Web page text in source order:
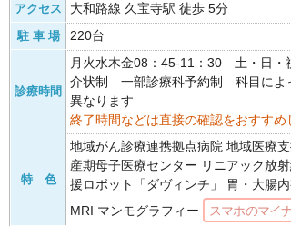
アクセス 大和路線 久宝寺駅 徒歩 5分
駐 車 場 220台
診療時間
月火水木金08：45-11：30 土・日
介状制 一部診療科予約制 科目によ
異なります
終了時間などは直接の確認をおすすめ
特 色
地域がん診療連携拠点病院 地域医療
産期母子医療センター リニアック放
援ロボット「ダヴィンチ」 胃・大腸
MRI マンモグラフィー
スマホのマイ